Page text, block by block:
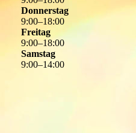
Donnerstag
9:00–18:00
Freitag
9:00–18:00
Samstag
9:00–14:00